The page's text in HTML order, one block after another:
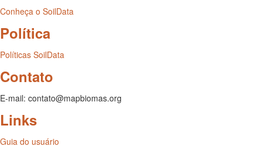
Conheça o SoilData
Política
Políticas SoilData
Contato
E-mail: contato@mapbiomas.org
Links
Guia do usuário